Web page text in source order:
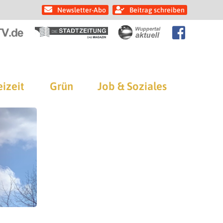
Newsletter-Abo Beitrag schreiben
Grün Job & Soziales